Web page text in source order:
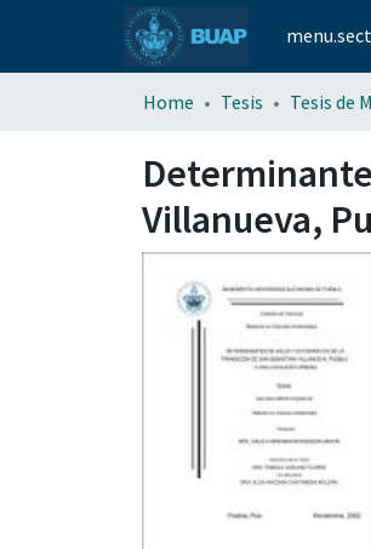
Home Tesis Tesis de
Villanueva,